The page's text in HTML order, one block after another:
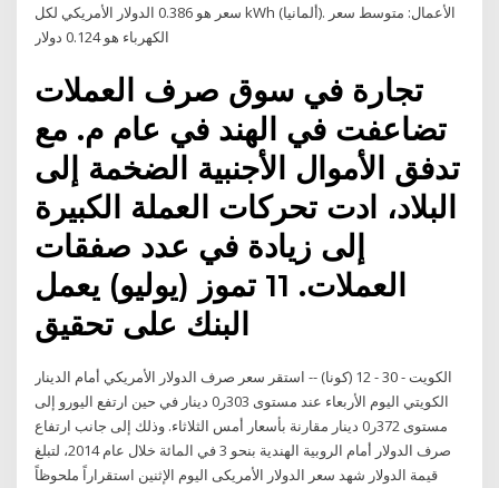
سعر هو 0.386 الدولار الأمريكي لكل kWh (ألمانيا). الأعمال: متوسط سعر
الكهرباء هو 0.124 دولار
تجارة في سوق صرف العملات
تضاعفت في الهند في عام م. مع
تدفق الأموال الأجنبية الضخمة إلى
البلاد، ادت تحركات العملة الكبيرة
إلى زيادة في عدد صفقات
العملات. 11 تموز (يوليو) يعمل
البنك على تحقيق
الكويت - 30 - 12 (كونا) -- استقر سعر صرف الدولار الأمريكي أمام الدينار
الكويتي اليوم الأربعاء عند مستوى 303ر0 دينار في حين ارتفع اليورو إلى
مستوى 372ر0 دينار مقارنة بأسعار أمس الثلاثاء. وذلك إلى جانب ارتفاع
صرف الدولار أمام الروبية الهندية بنحو 3 في المائة خلال عام 2014، لتبلغ
قيمة الدولار شهد سعر الدولار الأمريكى اليوم الإثنين استقراراً ملحوظاً